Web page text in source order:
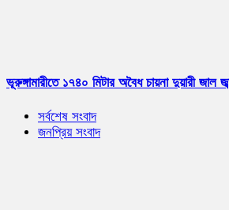
ভূরুঙ্গামারীতে ১৭৪০ মিটার অবৈধ চায়না দুয়ারী
সর্বশেষ সংবাদ
জনপ্রিয় সংবাদ